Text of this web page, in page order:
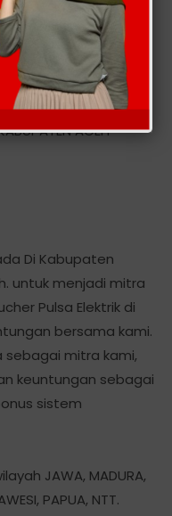
seluler seperti :
Telkom, Esia, Ceria,
Token Pln, dll
MEUNASAH
ACEH
Di Kabupaten
untuk menjadi mitra
Pulsa Elektrik di
bersama kami.
mitra kami,
keuntungan sebagai
sistem
JAWA, MADURA,
PAPUA, NTT.